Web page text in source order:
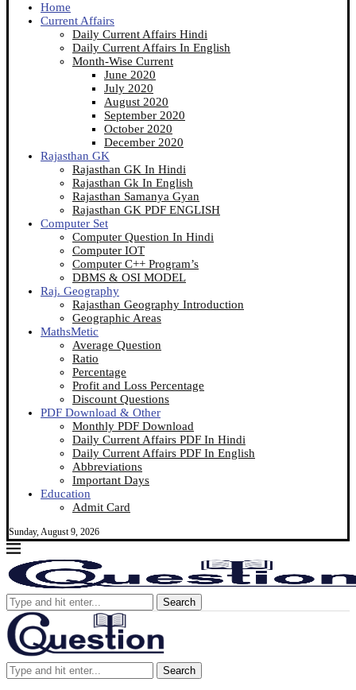
Home
Current Affairs
Daily Current Affairs Hindi
Daily Current Affairs In English
Month-Wise Current
June 2020
July 2020
August 2020
September 2020
October 2020
December 2020
Rajasthan GK
Rajasthan GK In Hindi
Rajasthan Gk In English
Rajasthan Samanya Gyan
Rajasthan GK PDF ENGLISH
Computer Set
Computer Question In Hindi
Computer IOT
Computer C++ Program’s
DBMS & OSI MODEL
Raj. Geography
Rajasthan Geography Introduction
Geographic Areas
MathsMetic
Average Question
Ratio
Percentage
Profit and Loss Percentage
Discount Questions
PDF Download & Other
Monthly PDF Download
Daily Current Affairs PDF In Hindi
Daily Current Affairs PDF In English
Abbreviations
Important Days
Education
Admit Card
Sunday, August 9, 2026
Search
Search